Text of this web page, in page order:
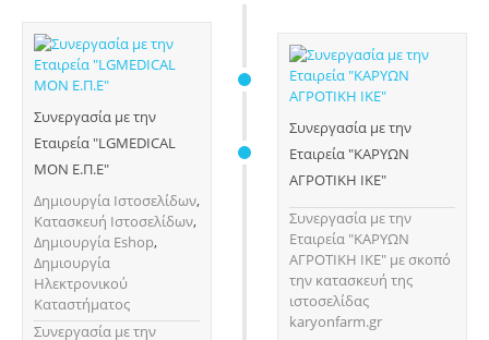
Συνεργασία με την
Εταιρεία "LGMEDICAL
ΜΟΝ Ε.Π.Ε"
Δημιουργία Ιστοσελίδων,
Κατασκευή Ιστοσελίδων,
Δημιουργία Eshop,
Δημιουργία
Ηλεκτρονικού
Καταστήματος
Συνεργασία με την
Συνεργασία με την
Εταιρεία "ΚΑΡΥΩΝ
ΑΓΡΟΤΙΚΗ ΙΚΕ"
Συνεργασία με την
Εταιρεία "ΚΑΡΥΩΝ
ΑΓΡΟΤΙΚΗ ΙΚΕ" με σκοπό
την κατασκευή της
ιστοσελίδας
karyonfarm.gr